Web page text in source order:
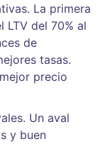
La primera
LTV del 70% al
de
tasas.
precio
Un aval
y buen